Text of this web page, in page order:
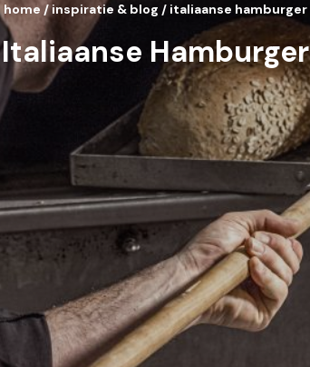
Italiaanse Hamburger
home / inspiratie & blog / italiaanse hamburger